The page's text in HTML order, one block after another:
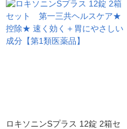
ロキソニンSプラス 12錠 2箱セ